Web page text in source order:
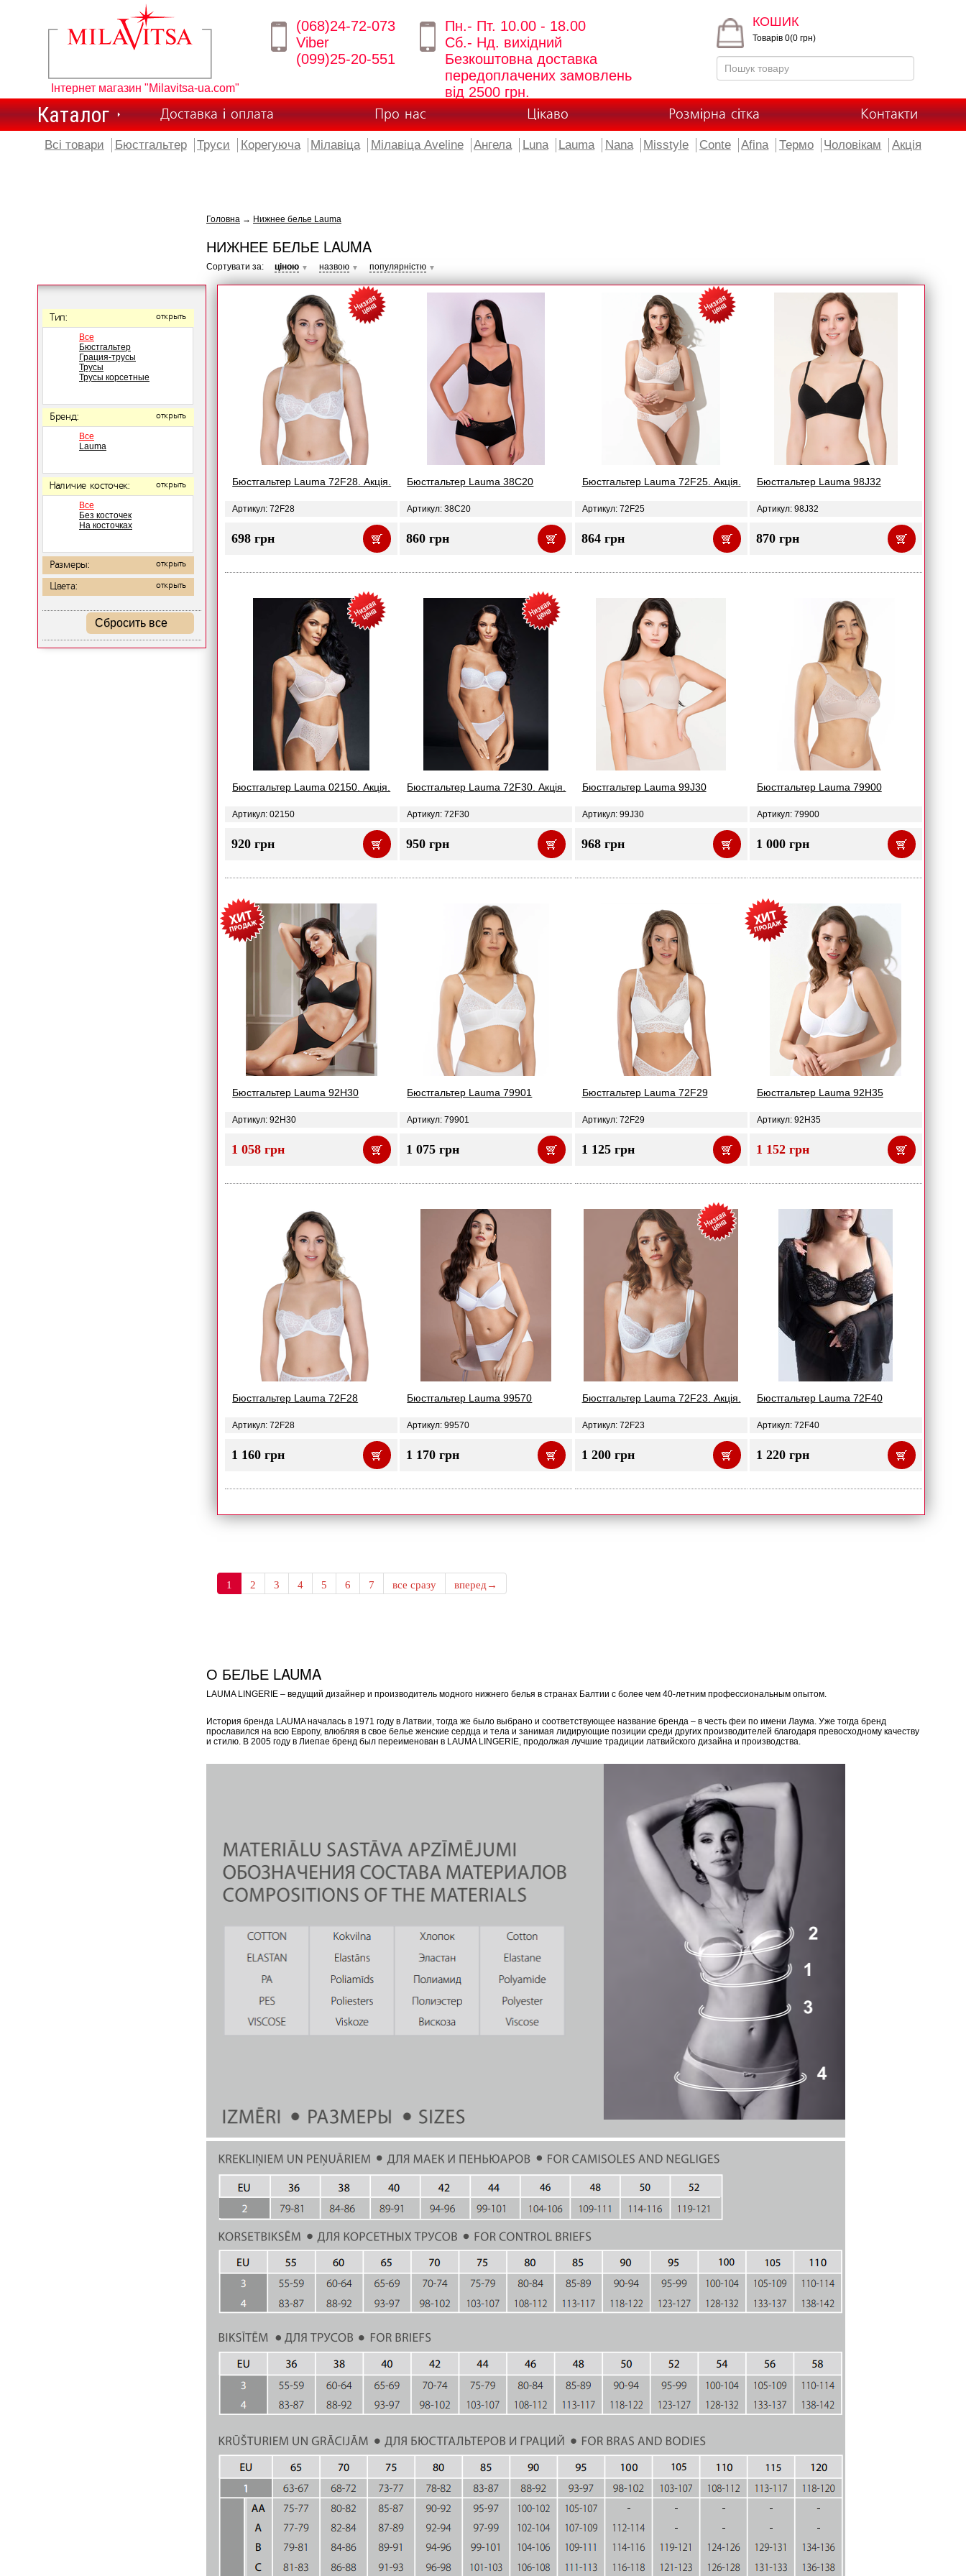
Інтернет магазин "Milavitsa-ua.com"
(068)24-72-073
Viber
(099)25-20-551
Пн.- Пт. 10.00 - 18.00
Сб.- Нд. вихідний
Безкоштовна доставка
передоплачених замовлень
від 2500 грн.
КОШИК
Товарів 0(0 грн)
Каталог Доставка і оплата Про нас Цікаво Розмірна сітка Контакти
Всі товари Бюстгальтер Труси Корегуюча Мілавіца Мілавіца Aveline Ангела Luna Lauma Nana Misstyle Conte Afina Термо Чоловікам Акція
Тип: открыть
Все
Бюстгальтер
Грация-трусы
Трусы
Трусы корсетные
Бренд: открыть
Все
Lauma
Наличие косточек: открыть
Все
Без косточек
На косточках
Размеры: открыть
Цвета: открыть
Сбросить все
Головна → Нижнее белье Lauma
НИЖНЕЕ БЕЛЬЕ LAUMA
Сортувати за: ціною ▼ назвою ▼ популярністю ▼
Бюстгальтер Lauma 72F28. Акція.
Артикул: 72F28
698 грн
Бюстгальтер Lauma 38C20
Артикул: 38C20
860 грн
Бюстгальтер Lauma 72F25. Акція.
Артикул: 72F25
864 грн
Бюстгальтер Lauma 98J32
Артикул: 98J32
870 грн
Бюстгальтер Lauma 02150. Акція.
Артикул: 02150
920 грн
Бюстгальтер Lauma 72F30. Акція.
Артикул: 72F30
950 грн
Бюстгальтер Lauma 99J30
Артикул: 99J30
968 грн
Бюстгальтер Lauma 79900
Артикул: 79900
1 000 грн
Бюстгальтер Lauma 92H30
Артикул: 92H30
1 058 грн
Бюстгальтер Lauma 79901
Артикул: 79901
1 075 грн
Бюстгальтер Lauma 72F29
Артикул: 72F29
1 125 грн
Бюстгальтер Lauma 92H35
Артикул: 92H35
1 152 грн
Бюстгальтер Lauma 72F28
Артикул: 72F28
1 160 грн
Бюстгальтер Lauma 99570
Артикул: 99570
1 170 грн
Бюстгальтер Lauma 72F23. Акція.
Артикул: 72F23
1 200 грн
Бюстгальтер Lauma 72F40
Артикул: 72F40
1 220 грн
1 2 3 4 5 6 7 все сразу вперед→
О БЕЛЬЕ LAUMA
LAUMA LINGERIE – ведущий дизайнер и производитель модного нижнего белья в странах Балтии с более чем 40-летним профессиональным опытом.
История бренда LAUMA началась в 1971 году в Латвии, тогда же было выбрано и соответствующее название бренда – в честь феи по имени Лаума. Уже тогда бренд
прославился на всю Европу, влюбляя в свое белье женские сердца и тела и занимая лидирующие позиции среди других производителей благодаря превосходному качеству
и стилю. В 2005 году в Лиепае бренд был переименован в LAUMA LINGERIE, продолжая лучшие традиции латвийского дизайна и производства.